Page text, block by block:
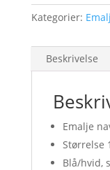
cm
antal
Kategorier:
Beskrivelse
Emalje
Størrelse
Blå/hvid,